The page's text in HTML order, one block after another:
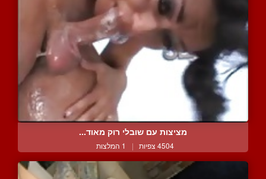
מציצות עם שובלי רוק מאוד...
4504 צפיות | 1 המלצות